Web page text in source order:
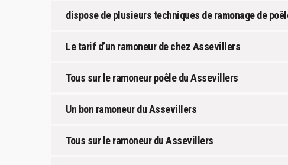
dispose de plusieurs techniques de ramonage de
Le tarif d’un ramoneur de chez Assevillers
Tous sur le ramoneur poêle du Assevillers
Un bon ramoneur du Assevillers
Tous sur le ramoneur du Assevillers